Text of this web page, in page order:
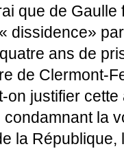
que de
dissidence»
ans de
de Clermont-
on justifier
condamnant la
la République,